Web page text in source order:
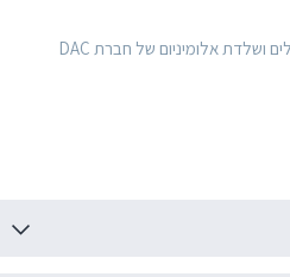
הסוד הוא בבדי סיל-ניילון סופר קלים ושלדת אלומיניום של חברת DAC